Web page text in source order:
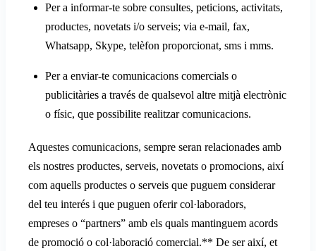
Per a informar-te sobre consultes, peticions, activitats,
productes, novetats i/o serveis; via e-mail, fax,
Whatsapp, Skype, telèfon proporcionat, sms i mms.
Per a enviar-te comunicacions comercials o
publicitàries a través de qualsevol altre mitjà electrònic
o físic, que possibilite realitzar comunicacions.
Aquestes comunicacions, sempre seran relacionades amb
els nostres productes, serveis, novetats o promocions, així
com aquells productes o serveis que puguem considerar
del teu interés i que puguen oferir col·laboradors,
empreses o “partners” amb els quals mantinguem acords
de promoció o col·laboració comercial.** De ser així, et